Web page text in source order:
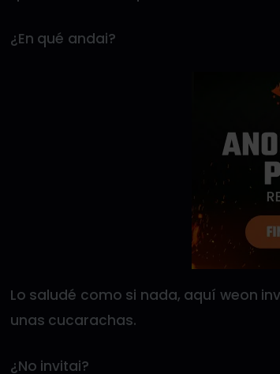
¿En qué andai?
Lo saludé como si nada, aquí weon
unas cucarachas.
¿No invitai?